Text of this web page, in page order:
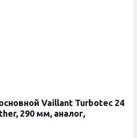
Vaillant Turbotec 24
290 мм, аналог,